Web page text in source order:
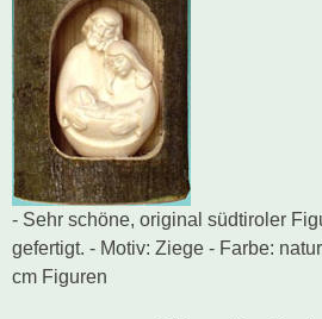
- Sehr schöne, original südtiroler
gefertigt. - Motiv: Ziege - Farbe:
cm Figuren